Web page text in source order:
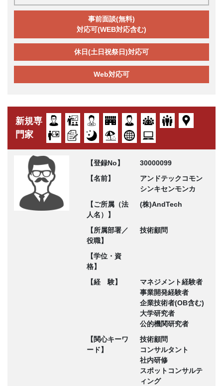
事前面談(無料)
対応可(WEB対応含む)
休日(土日祝祭日)対応可
Web対応可
新規専
門家
【登録No】
30000099
【名前】
アンドテックコモン
シンキセンモンカ
【ご所属（法
人名）】
(株)AndTech
【所属部署／
役職】
技術顧問
【学位・資
格】
【経 験】
マネジメント経験者
事業開発経験者
企業技術者(OB含む)
大学研究者
公的機関研究者
【関心キーワ
ード】
技術顧問
コンサルタント
社内研修
スポットコンサルテ
ィング